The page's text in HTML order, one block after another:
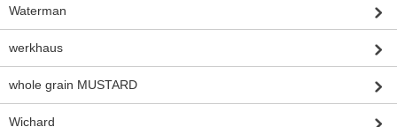
Waterman
werkhaus
whole grain MUSTARD
Wichard